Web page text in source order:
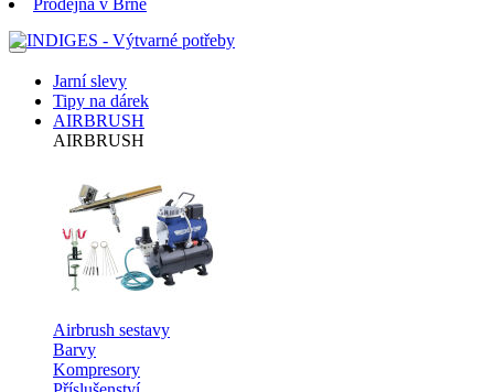
Prodejna v Brně
Jarní slevy
Tipy na dárek
AIRBRUSH
AIRBRUSH
Airbrush sestavy
Barvy
Kompresory